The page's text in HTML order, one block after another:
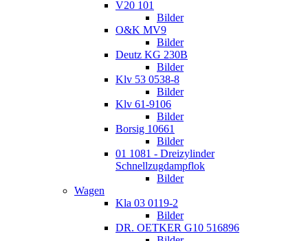
V20 101
Bilder
O&K MV9
Bilder
Deutz KG 230B
Bilder
Klv 53 0538-8
Bilder
Klv 61-9106
Bilder
Borsig 10661
Bilder
01 1081 - Dreizylinder
Schnellzugdampflok
Bilder
Wagen
Kla 03 0119-2
Bilder
DR. OETKER G10 516896